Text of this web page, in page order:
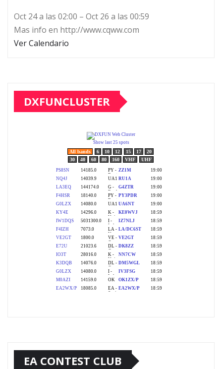
Oct 24 a las 02:00 – Oct 26 a las 00:59
Mas info en http://www.cqww.com
Ver Calendario
DXFUNCLUSTER
EA CONTEST CLUB